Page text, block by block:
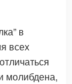
в
всех
молибдена,